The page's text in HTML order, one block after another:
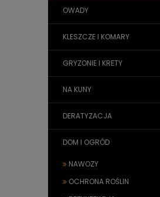
OWADY
KLESZCZE I KOMARY
GRYZONIE I KRETY
NA KUNY
DERATYZACJA
DOM I OGRÓD
NAWOZY
OCHRONA ROŚLIN